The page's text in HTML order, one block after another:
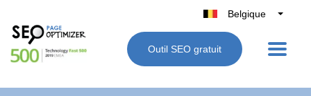
Belgique
België
Nederland
Outil SEO gratuit